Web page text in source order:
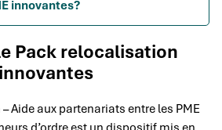
innovantes?
Pack relocalisation
Aide aux partenariats entre les PME